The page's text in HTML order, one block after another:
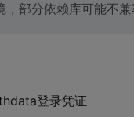
部分依赖库可能不
登录凭证